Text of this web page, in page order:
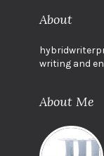
About
writing and
About Me